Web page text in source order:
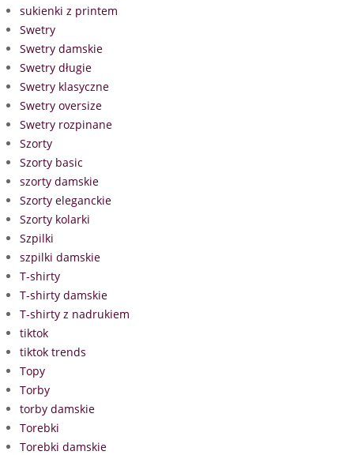
sukienki z printem
Swetry
Swetry damskie
Swetry długie
Swetry klasyczne
Swetry oversize
Swetry rozpinane
Szorty
Szorty basic
szorty damskie
Szorty eleganckie
Szorty kolarki
Szpilki
szpilki damskie
T-shirty
T-shirty damskie
T-shirty z nadrukiem
tiktok
tiktok trends
Topy
Torby
torby damskie
Torebki
Torebki damskie